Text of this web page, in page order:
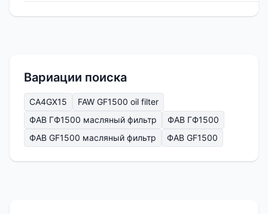
Вариации поиска
CA4GX15
FAW GF1500 oil filter
ФАВ ГФ1500 масляный фильтр
ФАВ ГФ1500
ФАВ GF1500 масляный фильтр
ФАВ GF1500